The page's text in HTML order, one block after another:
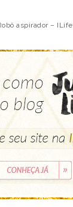
aspirador – ILife